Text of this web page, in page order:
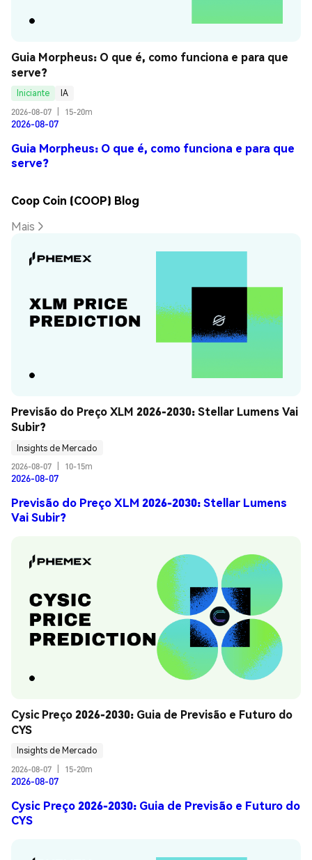
Guia Morpheus: O que é, como funciona e para que
serve?
Iniciante
IA
2026-08-07
15-20m
2026-08-07
Guia Morpheus: O que é, como funciona e para que
serve?
Coop Coin (COOP) Blog
Mais
Previsão do Preço XLM 2026-2030: Stellar Lumens Vai
Subir?
Insights de Mercado
2026-08-07
10-15m
2026-08-07
Previsão do Preço XLM 2026-2030: Stellar Lumens
Vai Subir?
Cysic Preço 2026-2030: Guia de Previsão e Futuro do
CYS
Insights de Mercado
2026-08-07
15-20m
2026-08-07
Cysic Preço 2026-2030: Guia de Previsão e Futuro do
CYS